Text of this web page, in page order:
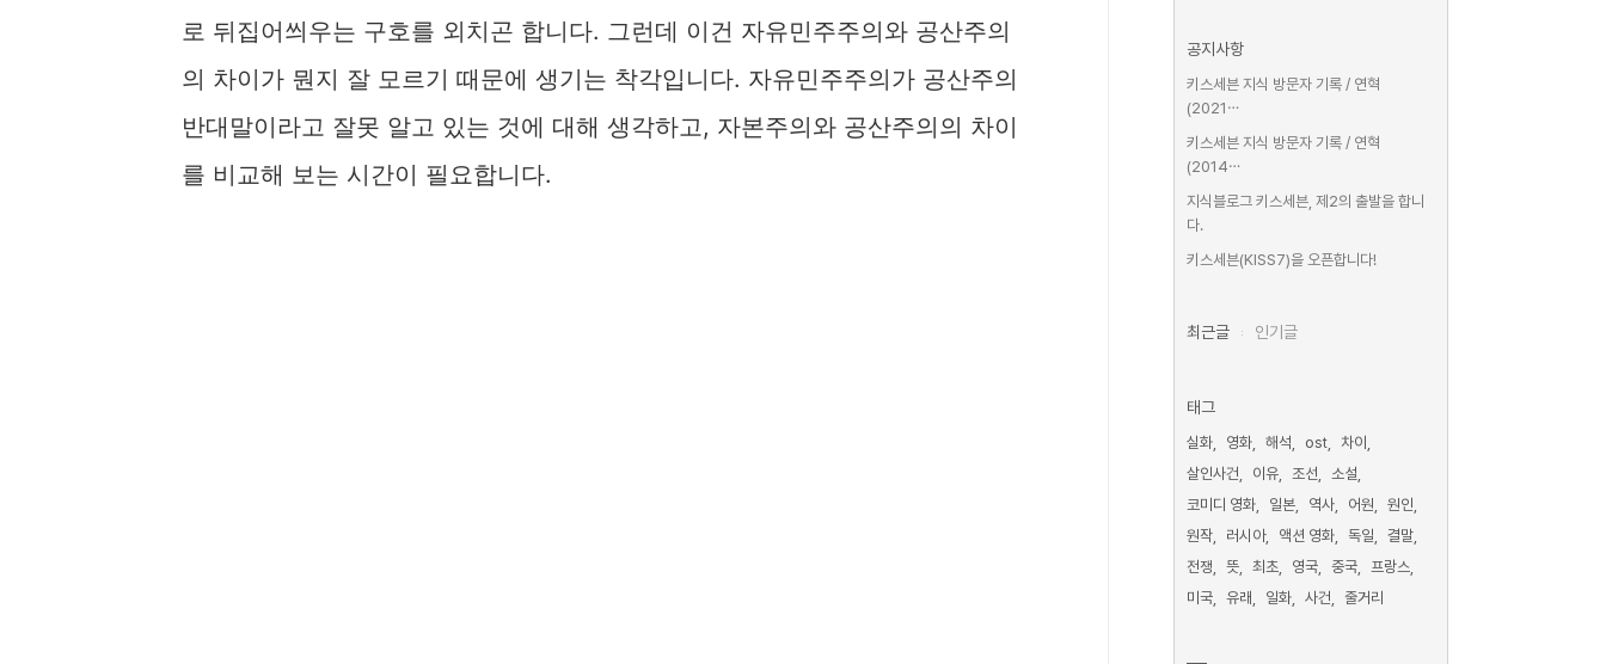
로 뒤집어씌우는 구호를 외치곤 합니다. 그런데 이건 자유민주주의와 공산주의
의 차이가 뭔지 잘 모르기 때문에 생기는 착각입니다. 자유민주주의가 공산주의
반대말이라고 잘못 알고 있는 것에 대해 생각하고, 자본주의와 공산주의의 차이
를 비교해 보는 시간이 필요합니다.
공지사항
키스세븐 지식 방문자 기록 / 연혁
(2021⋯
키스세븐 지식 방문자 기록 / 연혁
(2014⋯
지식블로그 키스세븐, 제2의 출발을 합니
다.
키스세븐(KISS7)을 오픈합니다!
최근글 인기글
태그
실화 영화 해석 ost
차이
살인사건
이유 조선
소설
코미디 영화
일본 역사 어원
원인
원작
러시아 액션 영화 독일
결말
전쟁
뜻 최초 영국 중국
프랑스
미국
유래 일화 사건 줄거리